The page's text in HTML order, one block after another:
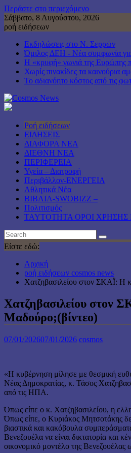
Περάστε στο περιεχόμενο
Σάββατο, 8 Αυγούστου, 2026
ροή ειδήσεων
Εκδηλώσεις στο Ν. Σερρών
Όμιλος ΔΕΗ - Νέα συμφωνία
Η «κρυφή» γωνιά της Ευρώπης
Χωρίς πινακίδες τα καινούρια
Το αδιανόητο κόστος από τις
Ροή ειδήσεων
ΕΙΔΗΣΕΙΣ
ΔΙΑΦΟΡΑ ΝΕΑ
ΔΙΕΘΝΗ ΝΕΑ
ΠΕΡΙΦΕΡΕΙΑ
Υγεία – Διατροφή
Περιβάλλον-ΕΝΕΡΓΕΙΑ
Αθλητικά Νέα
ΒΙΒΛΙΑ-SWOBIZZ –
Πολιτισμός
TAYTOTHTA ΟΡΟΙ
Είστε εδώ:
Αρχική
ροή ειδήσεων cosmos news
Χατζηβασιλείου στον ΣΚΑΪ: Η
Χατζηβασιλείου στον
Μαδούρο;(βίντεο)
07/01/202607/01/2026 cosmos
«Η κυβέρνηση μίλησε με θεσμική
Νέας Δημοκρατίας, κ. Τάσος
από τις ΗΠΑ.
Όπως είπε ο κ. Χατζηβασιλείου, η
Όπως είπε, ο Κυριάκος Μητσοτάκης
βιαστικά και κακόβουλα
Βενεζουέλα να είναι δικτατορία και
οικονομικό μοντέλο της